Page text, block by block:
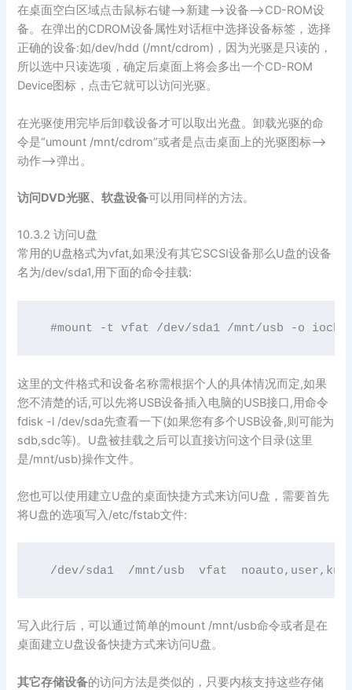
在桌面空白区域点击鼠标右键–>新建–>设备–>CD-ROM设
备。在弹出的CDROM设备属性对话框中选择设备标签，选择
正确的设备:如/dev/hdd (/mnt/cdrom)，因为光驱是只读的，
所以选中只读选项，确定后桌面上将会多出一个CD-ROM
Device图标，点击它就可以访问光驱。
在光驱使用完毕后卸载设备才可以取出光盘。卸载光驱的命
令是“umount /mnt/cdrom”或者是点击桌面上的光驱图标–>
动作–>弹出。
访问DVD光驱、软盘设备可以用同样的方法。
10.3.2 访问U盘
常用的U盘格式为vfat,如果没有其它SCSI设备那么U盘的设备
名为/dev/sda1,用下面的命令挂载:
这里的文件格式和设备名称需根据个人的具体情况而定,如果
您不清楚的话,可以先将USB设备插入电脑的USB接口,用命令
fdisk -l /dev/sda先查看一下(如果您有多个USB设备,则可能为
sdb,sdc等)。U盘被挂载之后可以直接访问这个目录(这里
是/mnt/usb)操作文件。
您也可以使用建立U盘的桌面快捷方式来访问U盘，需要首先
将U盘的选项写入/etc/fstab文件:
/dev/sda1  /mnt/usb  vfat
写入此行后，可以通过简单的mount /mnt/usb命令或者是在
桌面建立U盘设备快捷方式来访问U盘。
其它存储设备的访问方法是类似的，只要内核支持这些存储